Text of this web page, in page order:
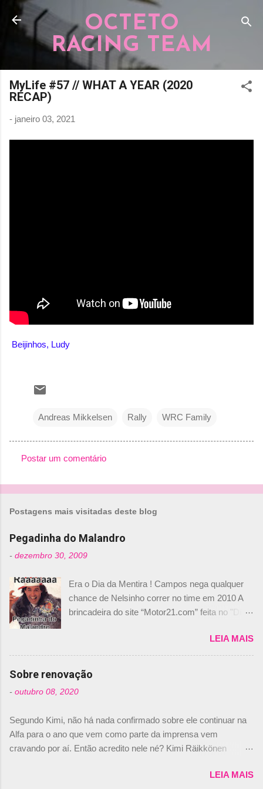
Pular para o conteúdo principal
OCTETO
RACING TEAM
MyLife #57 // WHAT A YEAR (2020
RECAP)
- janeiro 03, 2021
Beijinhos, Ludy
Andreas Mikkelsen Rally WRC Family
o
n
t
r
i
o
Postar um comentário
Postagens mais visitadas deste blog
Pegadinha do Malandro
- dezembro 30, 2009
Era o Dia da Mentira ! Campos nega qualquer
chance de Nelsinho correr no time em 2010 A
brincadeira do site “Motor21.com” feita no "Día
de abril –, afirmando que Nelson Piquet havia
comprado 15% das ações da Campos, dando,
com isso, um lugar no time a Nelsinho Piquet,
foi esclarecida de uma vez por todas por
Daniele Audetto, diretor da escuderia. O
não será o companheiro de Bruno Senna em
2010. "Na verdade, nós recebemos uma oferta
de Piquet", admitiu Audetto. “Mas depois de ter
dois brasileiros”, explicou, dizendo ainda que
LEIA MAIS
Sobre renovação
- outubro 08, 2020
Segundo Kimi, não há nada confirmado sobre ele continuar na
Alfa para o ano que vem como parte da imprensa vem
cravando por aí. Então acredito nele né? Kimi Räikkönen
truth but I’ve never had an option in my contract so that’sLEIA MAIS